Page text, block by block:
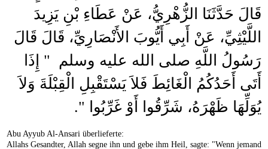
قَالَ حَدَّثَنَا الزُّهْرِيُّ، عَنْ عَطَاءِ بْنِ يَزِيدَ
اللَّيْثِيِّ، عَنْ أَبِي أَيُّوبَ الأَنْصَارِيِّ، قَالَ قَالَ
رَسُولُ اللَّهِ صلى الله عليه وسلم ‏ "‏ إِذَا
أَتَى أَحَدُكُمُ الْغَائِطَ فَلاَ يَسْتَقْبِلِ الْقِبْلَةَ وَلاَ
يُوَلِّهَا ظَهْرَهُ، شَرِّقُوا أَوْ غَرِّبُوا ‏"‏‏.‏
Abu Ayyub Al-Ansari überlieferte:
Allahs Gesandter, Allah segne ihn und gebe ihm Heil, sagte: "Wenn jemand